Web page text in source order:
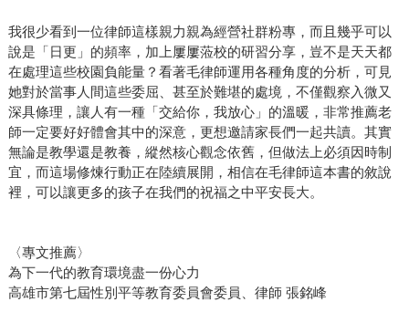
我很少看到一位律師這樣親力親為經營社群粉專，而且幾乎可以
說是「日更」的頻率，加上屢屢蒞校的研習分享，豈不是天天都
在處理這些校園負能量？看著毛律師運用各種角度的分析，可見
她對於當事人間這些委屈、甚至於難堪的處境，不僅觀察入微又
深具條理，讓人有一種「交給你，我放心」的溫暖，非常推薦老
師一定要好好體會其中的深意，更想邀請家長們一起共讀。其實
無論是教學還是教養，縱然核心觀念依舊，但做法上必須因時制
宜，而這場修煉行動正在陸續展開，相信在毛律師這本書的敘說
裡，可以讓更多的孩子在我們的祝福之中平安長大。
〈專文推薦〉
為下一代的教育環境盡一份心力
高雄市第七屆性別平等教育委員會委員、律師 張銘峰